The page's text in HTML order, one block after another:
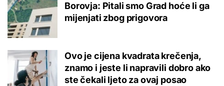
Borovja: Pitali smo Grad hoće li ga
mijenjati zbog prigovora
Ovo je cijena kvadrata krečenja,
znamo i jeste li napravili dobro ako
ste čekali ljeto za ovaj posao